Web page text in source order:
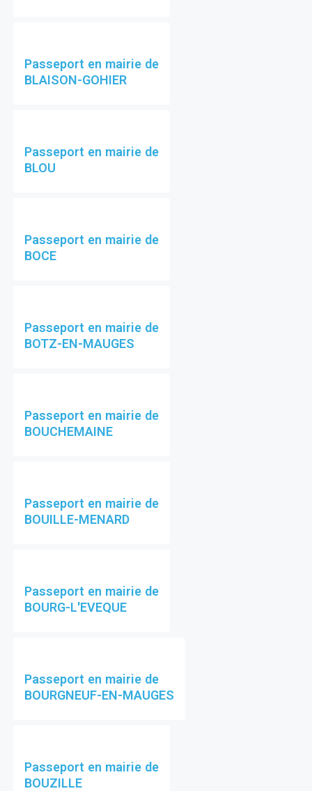
Passeport en mairie de
BLAISON-GOHIER
Passeport en mairie de
BLOU
Passeport en mairie de
BOCE
Passeport en mairie de
BOTZ-EN-MAUGES
Passeport en mairie de
BOUCHEMAINE
Passeport en mairie de
BOUILLE-MENARD
Passeport en mairie de
BOURG-L'EVEQUE
Passeport en mairie de
BOURGNEUF-EN-MAUGES
Passeport en mairie de
BOUZILLE